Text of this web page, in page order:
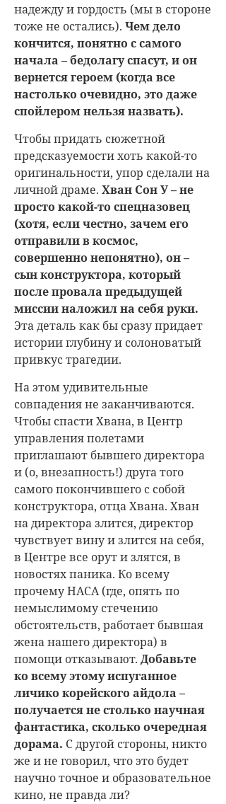
надежду и гордость (мы в стороне
тоже не остались). Чем дело
кончится, понятно с самого
начала – бедолагу спасут, и он
вернется героем (когда все
настолько очевидно, это даже
спойлером нельзя назвать).
Чтобы придать сюжетной
предсказуемости хоть какой-то
оригинальности, упор сделали на
личной драме. Хван Сон У – не
просто какой-то спецназовец
(хотя, если честно, зачем его
отправили в космос,
совершенно непонятно), он –
сын конструктора, который
после провала предыдущей
миссии наложил на себя руки.
Эта деталь как бы сразу придает
истории глубину и солоноватый
привкус трагедии.
На этом удивительные
совпадения не заканчиваются.
Чтобы спасти Хвана, в Центр
управления полетами
приглашают бывшего директора
и (о, внезапность!) друга того
самого покончившего с собой
конструктора, отца Хвана. Хван
на директора злится, директор
чувствует вину и злится на себя,
в Центре все орут и злятся, в
новостях паника. Ко всему
прочему НАСА (где, опять по
немыслимому стечению
обстоятельств, работает бывшая
жена нашего директора) в
помощи отказывают. Добавьте
ко всему этому испуганное
личико корейского айдола –
получается не столько научная
фантастика, сколько очередная
дорама. С другой стороны, никто
же и не говорил, что это будет
научно точное и образовательное
кино, не правда ли?